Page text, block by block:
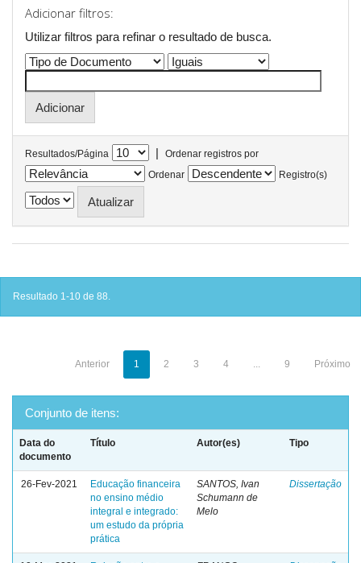
Adicionar filtros:
Utilizar filtros para refinar o resultado de busca.
Resultados/Página |
Ordenar registros por
Ordenar
Registro(s)
Resultado 1-10 de 88.
Anterior 1 2 3 4 ... 9 Próximo
Conjunto de itens:
Data do
documento
Título Autor(es) Tipo
26-Fev-2021
Educação financeira
no ensino médio
integral e integrado:
um estudo da própria
prática
SANTOS, Ivan
Schumann de
Melo
Dissertação